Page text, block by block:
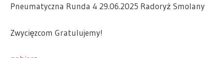
Pneumatyczna Runda 4 29.06.2025 Radoryż Smolany
Zwycięzcom Gratulujemy!